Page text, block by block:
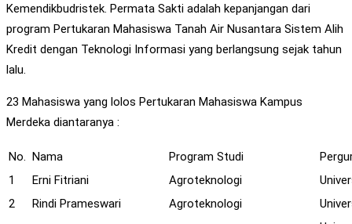
Kemendikbudristek. Permata Sakti adalah kepanjangan dari
program Pertukaran Mahasiswa Tanah Air Nusantara Sistem Alih
Kredit dengan Teknologi Informasi yang berlangsung sejak tahun
lalu.
23 Mahasiswa yang lolos Pertukaran Mahasiswa Kampus
Merdeka diantaranya :
No. Nama Program Studi
1
Erni Fitriani Agroteknologi
2
Rindi Prameswari Agroteknologi